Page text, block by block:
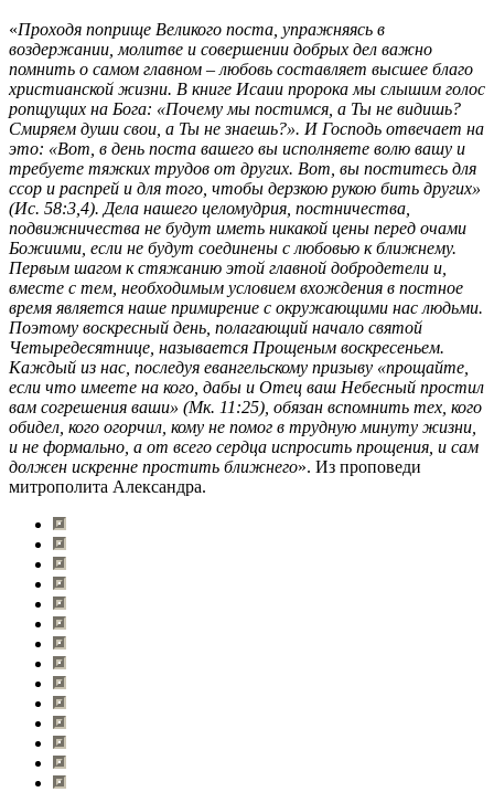
«Проходя поприще Великого поста, упражняясь в
воздержании, молитве и совершении добрых дел важно
помнить о самом главном – любовь составляет высшее благо
христианской жизни. В книге Исаии пророка мы слышим голос
ропщущих на Бога: «Почему мы постимся, а Ты не видишь?
Смиряем души свои, а Ты не знаешь?». И Господь отвечает на
это: «Вот, в день поста вашего вы исполняете волю вашу и
требуете тяжких трудов от других. Вот, вы поститесь для
ссор и распрей и для того, чтобы дерзкою рукою бить других»
(Ис. 58:3,4). Дела нашего целомудрия, постничества,
подвижничества не будут иметь никакой цены перед очами
Божиими, если не будут соединены с любовью к ближнему.
Первым шагом к стяжанию этой главной добродетели и,
вместе с тем, необходимым условием вхождения в постное
время является наше примирение с окружающими нас людьми.
Поэтому воскресный день, полагающий начало святой
Четыредесятнице, называется Прощеным воскресеньем.
Каждый из нас, последуя евангельскому призыву «прощайте,
если что имеете на кого, дабы и Отец ваш Небесный простил
вам согрешения ваши» (Мк. 11:25), обязан вспомнить тех, кого
обидел, кого огорчил, кому не помог в трудную минуту жизни,
и не формально, а от всего сердца испросить прощения, и сам
должен искренне простить ближнего». Из проповеди
митрополита Александра.